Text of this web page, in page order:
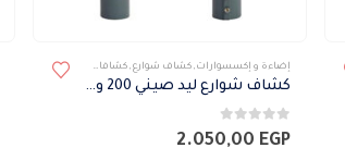
إضاءة و إكسسوارات , كشاف شوارع , كشافات كشافات خارجى
كشاف شوارع ليد صيني 200 وات
0من 5 2.050,00 EGP